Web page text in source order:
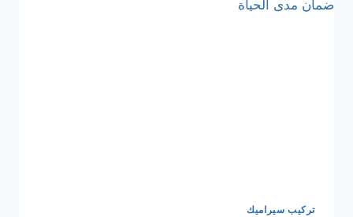
✨
تركيب سيراميك